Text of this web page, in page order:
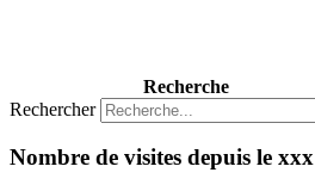
Recherche
Rechercher
Nombre de visites depuis le xxx